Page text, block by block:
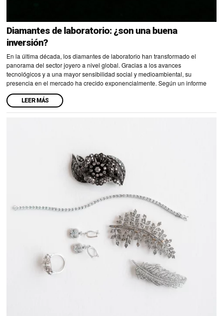
Diamantes de laboratorio: ¿son una buena
inversión?
En la última década, los diamantes de laboratorio han transformado el
panorama del sector joyero a nivel global. Gracias a los avances
tecnológicos y a una mayor sensibilidad social y medioambiental, su
presencia en el mercado ha crecido exponencialmente. Según un informe
LEER MÁS